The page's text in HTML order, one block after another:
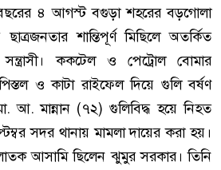
৪ আগস্ট বগুড়া শহরের বড়গোলা
শান্তিপূর্ণ মিছিলে অতর্কিত
ককটেল ও পেট্রোল বোমার
ও কাটা রাইফেল দিয়ে গুলি বর্ষণ
আ. মান্নান (৭২) গুলিবিদ্ধ হয়ে নিহত
সদর থানায় মামলা দায়ের করা হয়।
আসামি ছিলেন ঝুমুর সরকার। তিনি